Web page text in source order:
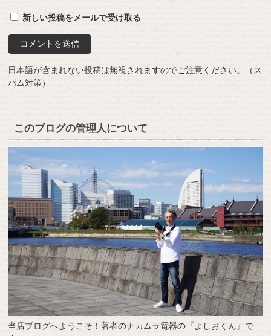
新しい投稿をメールで受け取る
日本語が含まれない投稿は無視されますのでご注意ください。（ス
パム対策）
このブログの管理人について
当店ブログへようこそ！著者のナカムラ電器の『よしおくん』で